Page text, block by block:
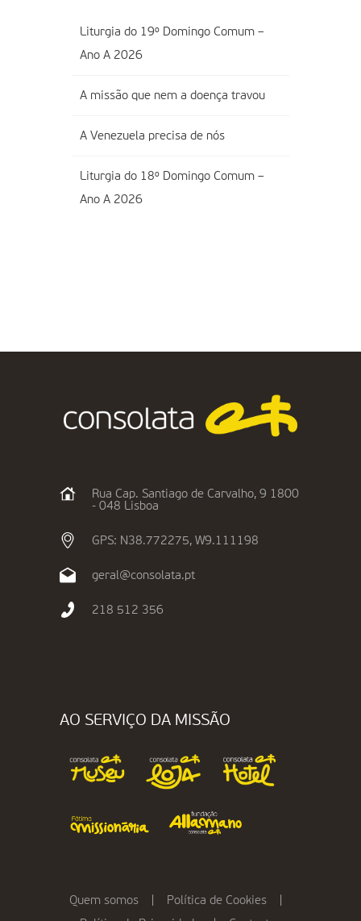
Liturgia do 19º Domingo Comum –
Ano A 2026
A missão que nem a doença travou
A Venezuela precisa de nós
Liturgia do 18º Domingo Comum –
Ano A 2026
Rua Cap. Santiago de Carvalho, 9 1800
- 048 Lisboa
GPS: N38.772275, W9.111198
geral@consolata.pt
218 512 356
AO SERVIÇO DA MISSÃO
Quem somos Política de Cookies